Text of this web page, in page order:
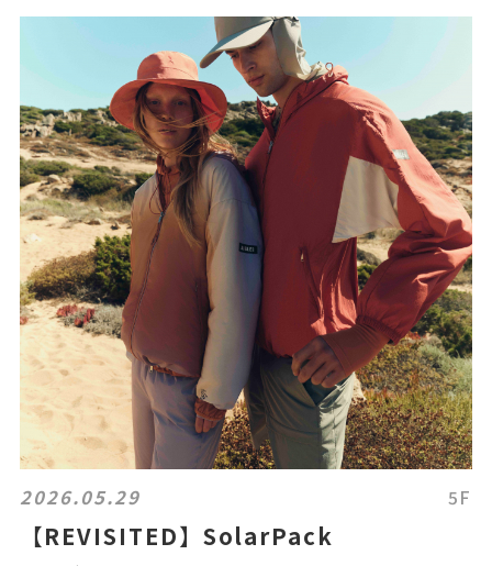
2026.05.29 5F
【REVISITED】SolarPack